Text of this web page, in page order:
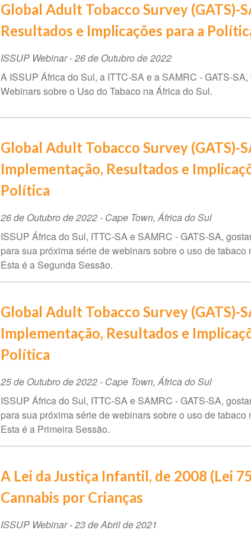
Global Adult Tobacco Survey (GATS)-
Resultados e Implicações para a
ISSUP Webinar-26 de Outubro de 2022
A ISSUP África do Sul, a ITTC-SA e a SAMRC - GATS-
Webinars sobre o Uso do Tabaco na África do Sul.
Global Adult Tobacco Survey (GATS)-
Implementação, Resultados e
Política
Data
do
evento
26 de Outubro de 2022 - Cape Town,África do Sul
ISSUP África do Sul, ITTC-SA e SAMRC - GATS-SA,
para sua próxima série de webinars sobre o uso de tabaco
Esta é a Segunda Sessão.
Global Adult Tobacco Survey (GATS)-
Implementação, Resultados e
Política
Data
do
evento
25 de Outubro de 2022 - Cape Town,África do Sul
ISSUP África do Sul, ITTC-SA e SAMRC - GATS-SA,
para sua próxima série de webinars sobre o uso de tabaco
Esta é a Primeira Sessão.
A Lei da Justiça Infantil, de 2008 (Lei
Cannabis por Crianças
ISSUP Webinar-23 de Abril de 2021